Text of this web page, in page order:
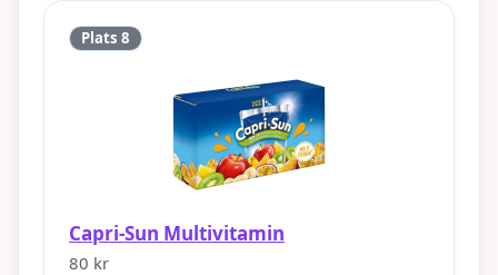
Plats 8
Capri-Sun Multivitamin
80 kr